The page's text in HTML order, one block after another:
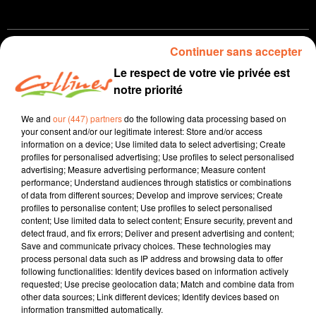
28 avril 2021 - 13 min 24 sec
JOURNAL DU MERCREDI 28 AVRIL ( SOIR )
Patrice Bémanangy
L'info près de chez vous
Présenté par Patrice Bémanangy
Ce vendredi comme chaque 30 Avril sera la journée
mondiale de la mobilité et de l'accessibilité.
Une étude de faisabilité va être lancée en vu de la
création d'une passerelle reliant les 2 tronçons de la
Voie Verte au dessus de la RN 249.
Depuis le début de cette semaine, le CSC du pays
Le respect de votre vie privée est
notre priorité
We and our (447) partnersdo the following data processing based on
your consent and/or our legitimate interest: Store and/or access
information on a device; Use limited data to select advertising; Create
profiles for personalised advertising; Use profiles to select personalised
advertising; Measure advertising performance; Measure content
performance; Understand audiences through statistics or combinations
of data from different sources; Develop and improve services; Create
profiles to personalise content; Use profiles to select personalised
content; Use limited data to select content; Ensure security, prevent and
detect fraud, and fix errors; Deliver and present advertising and content;
Save and communicate privacy choices. These technologies may
process personal data such as IP address and browsing data to offer
following functionalities: Identify devices based on information actively
requested; Use precise geolocation data; Match and combine data from
other data sources; Link different devices; Identify devices based on
information transmitted automatically.
Continuer sans accepter